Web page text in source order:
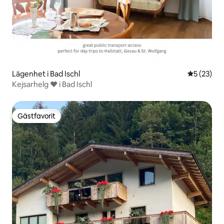
Lägenhet i Bad Ischl 5 av 5 i
5 (23)
Kejsarhelg ♥ i Bad Ischl
Gästfavorit
Gästfavorit